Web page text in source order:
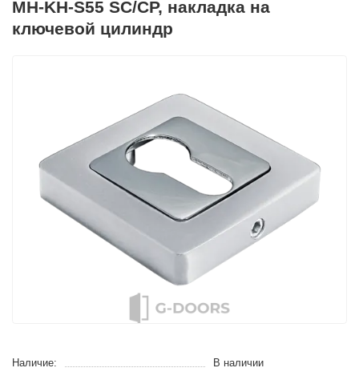
MH-KH-S55 SC/CP, накладка на
ключевой цилиндр
Наличие: В наличии